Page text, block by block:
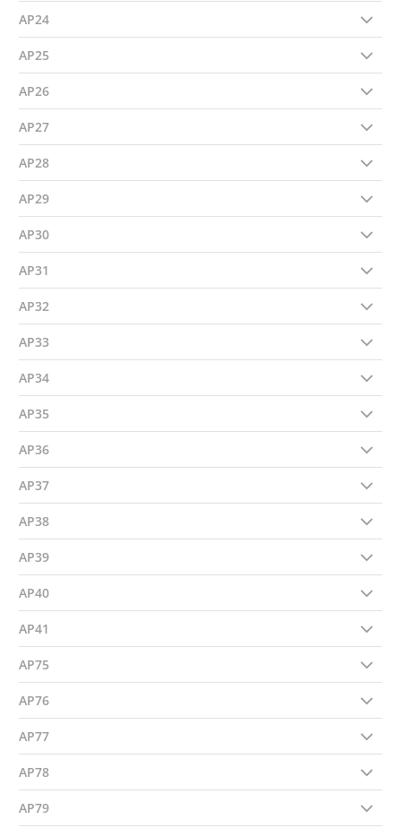
AP24
AP25
AP26
AP27
AP28
AP29
AP30
AP31
AP32
AP33
AP34
AP35
AP36
AP37
AP38
AP39
AP40
AP41
AP75
AP76
AP77
AP78
AP79